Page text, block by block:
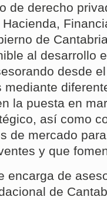
de derecho
de
al desarrollo
desde
la puesta en
así como
de mercado
y que
encarga de
de